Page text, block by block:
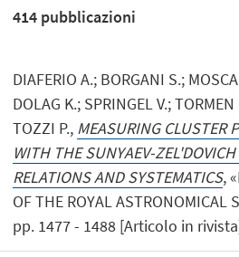
414 pubblicazioni
DIAFERIO A.; BORGANI S.;
DOLAG K.; SPRINGEL V.;
TOZZI P., MEASURING CLUSTER
WITH THE SUNYAEV-
RELATIONS AND SYSTEMATICS,
OF THE ROYAL ASTRONOMICAL
pp. 1477 - 1488 [Articolo in